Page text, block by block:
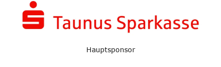
Hauptsponsor